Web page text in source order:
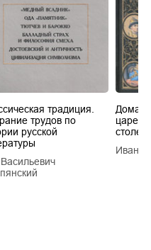
традиция.
трудов по
русской
царей
Иван